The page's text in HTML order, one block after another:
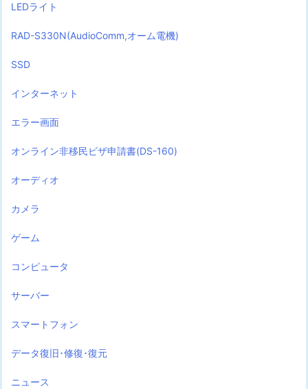
LEDライト
RAD-S330N(AudioComm,オーム電機)
SSD
インターネット
エラー画面
オンライン非移民ビザ申請書(DS-160)
オーディオ
カメラ
ゲーム
コンピュータ
サーバー
スマートフォン
データ復旧･修復･復元
ニュース